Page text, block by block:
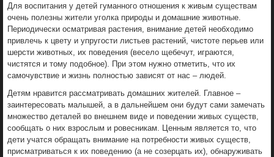
Для воспитания у детей гуманного отношения к живым существам
очень полезны жители уголка природы и домашние животные.
Периодически осматривая растения, внимание детей необходимо
привлечь к цвету и упругости листьев растений, чистоте перьев или
шерсти животных, их поведения (весело щебечут, играются,
чистятся и тому подобное). При этом нужно отметить, что их
самочувствие и жизнь полностью зависят от нас – людей.
Детям нравится рассматривать домашних жителей. Главное –
заинтересовать малышей, а в дальнейшем они будут сами замечать
множество деталей во внешнем виде и поведении живых существ,
сообщать о них взрослым и ровесникам. Ценным является то, что
дети учатся обращать внимание на потребности живых существ,
присматриваться к их поведению (а не созерцать их), обнаруживать